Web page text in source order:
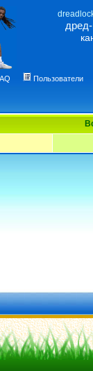
Пользователи